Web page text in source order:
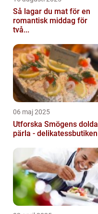
Så lagar du mat för en
romantisk middag för
två...
06 maj 2025
Utforska Smögens dolda
pärla - delikatessbutiken